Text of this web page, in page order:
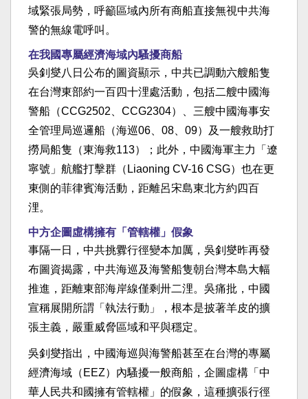
域緊張局勢，呼籲區域內所有商船直接無視中共海
警的無線電呼叫。
在我國專屬經濟海域內騷擾商船
吳釗燮八日公布的圖資顯示，中共已調動六艘船隻
在台灣東部約一百四十浬處活動，包括二艘中國海
警船（CCG2502、CCG2304）、三艘中國海事安
全管理局巡邏船（海巡06、08、09）及一艘救助打
撈局船隻（東海救113）；此外，中國海軍主力「遼
寧號」航艦打擊群（Liaoning CV-16 CSG）也在更
東側的菲律賓海活動，距離呂宋島東北方約四百
浬。
中方企圖虛構擁有「管轄權」假象
事隔一日，中共挑釁行徑變本加厲，吳釗燮昨再發
布圖資揭露，中共海巡及海警船隻朝台灣本島大幅
推進，距離東部海岸線僅剩卅二浬。吳痛批，中國
宣稱展開所謂「執法行動」，根本是披著羊皮的擴
張主義，嚴重威脅區域和平與穩定。
吳釗燮指出，中國海巡與海警船甚至在台灣的專屬
經濟海域（EEZ）內騷擾一般商船，企圖虛構「中
華人民共和國擁有管轄權」的假象，這種擴張行徑